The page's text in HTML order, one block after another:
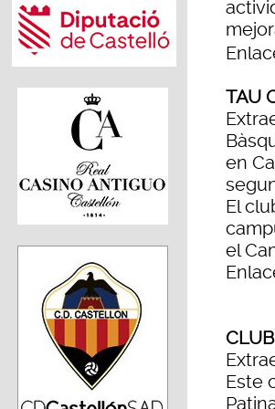
TAU
en
El
el
Este